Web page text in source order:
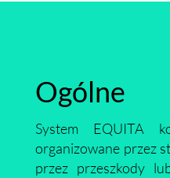
Ogólne
System EQUITA
organizowane przez
przez przeszkody